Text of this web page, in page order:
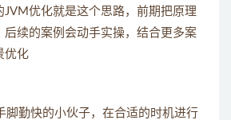
JVM优化就是这个思路，前期把原理
后续的案例会动手实操，结合更多案
优化
脚勤快的小伙子，在合适的时机进行